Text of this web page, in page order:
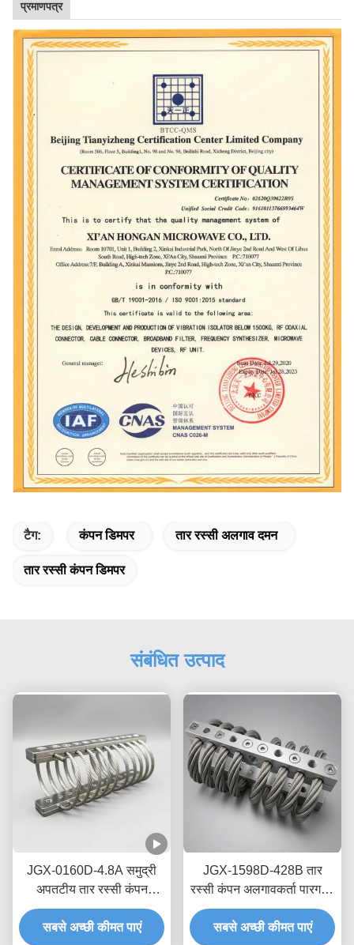
प्रमाणपत्र
टैग: कंपन डिमपर तार रस्सी अलगाव दमन
तार रस्सी कंपन डिमपर
संबंधित उत्पाद
JGX-0160D-4.8A समुद्री
अपतटीय तार रस्सी कंपन
आइसोलेटर रखरखाव-मुक्त
स्टेनलेस स्टील शॉक माउंट
सबसे अच्छी कीमत पाएं
JGX-1598D-428B तार
रस्सी कंपन अलगावकर्ता पारगमन
नौवहन सुरक्षा के लिए शून्य क्रीप
तेल मुक्त घर्षण डिम्पिंग
सबसे अच्छी कीमत पाएं